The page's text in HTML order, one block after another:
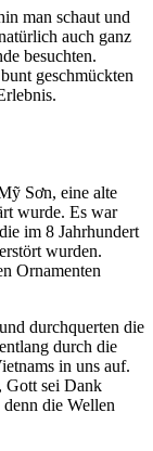
man schaut und
auch ganz
besuchten.
geschmückten
Sơn, eine alte
wurde. Es war
im 8 Jahrhundert
wurden.
Ornamenten
durchquerten die
durch die
in uns auf.
Gott sei Dank
die Wellen